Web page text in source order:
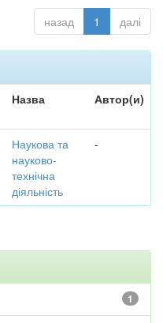
назад 1 далі
Назва Автор(и)
Наукова та
науково-
технічна
діяльність
-
1